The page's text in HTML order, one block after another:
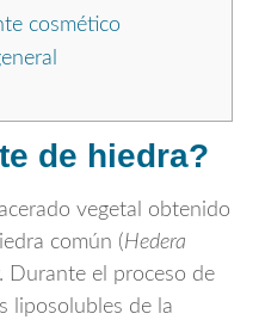
cosmético
de hiedra?
vegetal obtenido
común (Hedera
Durante el proceso de
liposolubles de la